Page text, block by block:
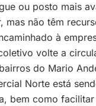
ou posto mais
mas não têm
à
volte a
do Mario
Norte está
bem como